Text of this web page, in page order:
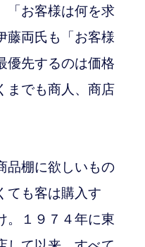
お客様は何を求
藤両氏も「お客様
優先するのは価格
までも商人、商店
品棚に欲しいもの
ても客は購入す
１９７４年に東